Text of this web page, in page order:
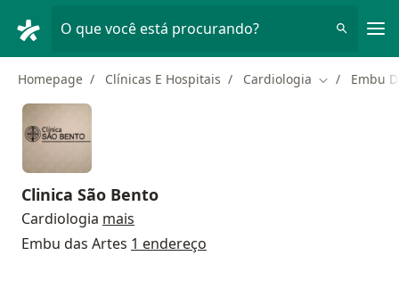
O que você está procurando?
Homepage Clínicas E Hospitais Cardiologia Mudar de
Embu
Clinica São Bento
Cardiologia mais
Embu das Artes 1 endereço